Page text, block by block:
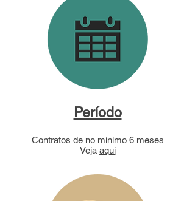
Período
Contratos de no mínimo 6 meses
Veja aqui